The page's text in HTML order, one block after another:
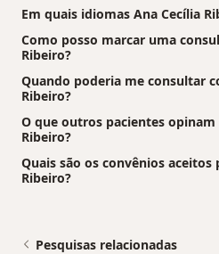
Em quais idiomas Ana Cecília
Como posso marcar uma
Ribeiro?
Quando poderia me consultar
Ribeiro?
O que outros pacientes opinam
Ribeiro?
Quais são os convênios aceitos
Ribeiro?
Pesquisas relacionadas